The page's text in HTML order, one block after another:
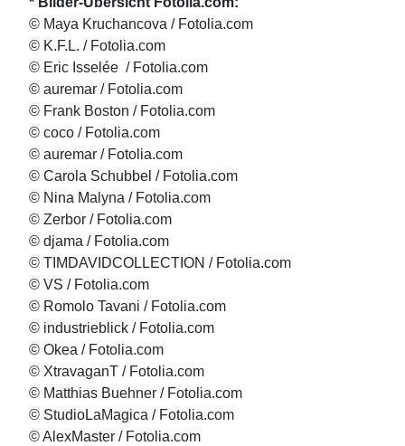
© Maya Kruchancova / Fotolia.com
© K.F.L. / Fotolia.com
© Eric Isselée / Fotolia.com
© auremar / Fotolia.com
© Frank Boston / Fotolia.com
© coco / Fotolia.com
© auremar / Fotolia.com
© Carola Schubbel / Fotolia.com
© Nina Malyna / Fotolia.com
© Zerbor / Fotolia.com
© djama / Fotolia.com
© TIMDAVIDCOLLECTION / Fotolia.com
© VS / Fotolia.com
© Romolo Tavani / Fotolia.com
© industrieblick / Fotolia.com
© Okea / Fotolia.com
© XtravaganT / Fotolia.com
© Matthias Buehner / Fotolia.com
© StudioLaMagica / Fotolia.com
© AlexMaster / Fotolia.com